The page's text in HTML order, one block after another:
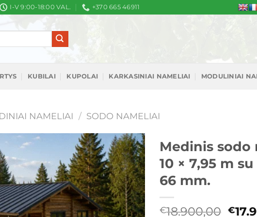
I-V 9:00-18:00 VAL. +370 665 46911
KUBILAI KUPOLAI KARKASINIAI NAMELIAI MODULINIAI
NAMELIAI / SODO NAMELIAI
Mėgstamiausias
Medinis sodo
10 × 7,95 m
66 mm.
€18.900,00 €